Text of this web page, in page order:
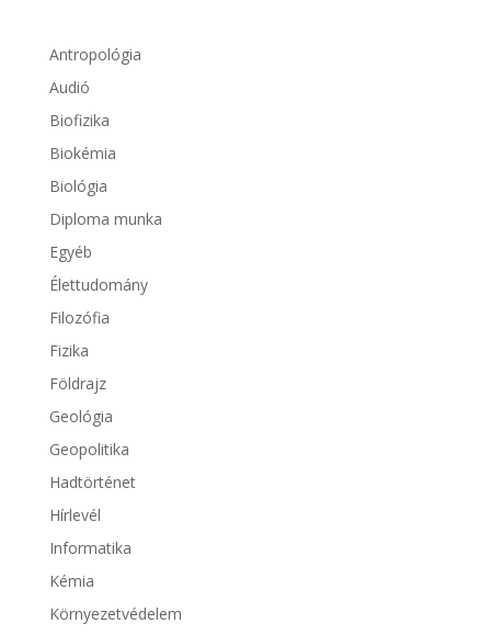
Antropológia
Audió
Biofizika
Biokémia
Biológia
Diploma munka
Egyéb
Élettudomány
Filozófia
Fizika
Földrajz
Geológia
Geopolitika
Hadtörténet
Hírlevél
Informatika
Kémia
Környezetvédelem